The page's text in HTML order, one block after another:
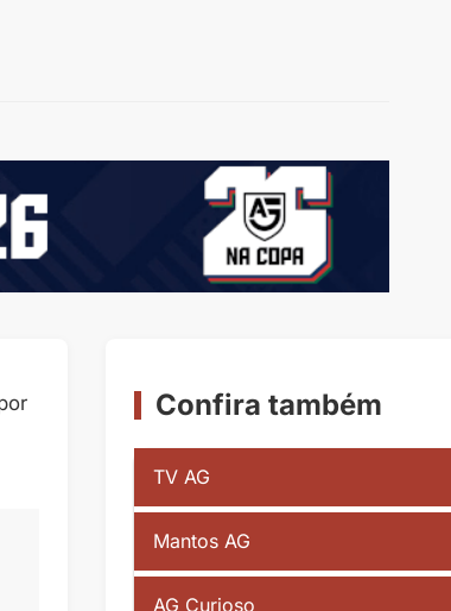
Confira também
TV AG
Mantos AG
AG Curioso